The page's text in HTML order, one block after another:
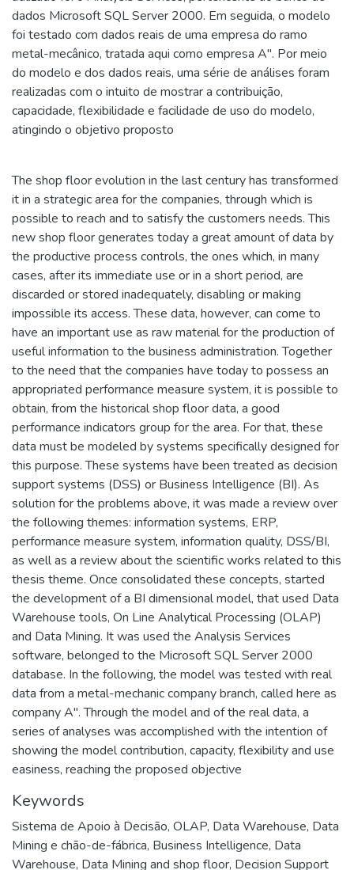
dados Microsoft SQL Server 2000. Em seguida, o modelo
foi testado com dados reais de uma empresa do ramo
metal-mecânico, tratada aqui como empresa A". Por meio
do modelo e dos dados reais, uma série de análises foram
realizadas com o intuito de mostrar a contribuição,
capacidade, flexibilidade e facilidade de uso do modelo,
atingindo o objetivo proposto
The shop floor evolution in the last century has transformed
it in a strategic area for the companies, through which is
possible to reach and to satisfy the customers needs. This
new shop floor generates today a great amount of data by
the productive process controls, the ones which, in many
cases, after its immediate use or in a short period, are
discarded or stored inadequately, disabling or making
impossible its access. These data, however, can come to
have an important use as raw material for the production of
useful information to the business administration. Together
to the need that the companies have today to possess an
appropriated performance measure system, it is possible to
obtain, from the historical shop floor data, a good
performance indicators group for the area. For that, these
data must be modeled by systems specifically designed for
this purpose. These systems have been treated as decision
support systems (DSS) or Business Intelligence (BI). As
solution for the problems above, it was made a review over
the following themes: information systems, ERP,
performance measure system, information quality, DSS/BI,
as well as a review about the scientific works related to this
thesis theme. Once consolidated these concepts, started
the development of a BI dimensional model, that used Data
Warehouse tools, On Line Analytical Processing (OLAP)
and Data Mining. It was used the Analysis Services
software, belonged to the Microsoft SQL Server 2000
database. In the following, the model was tested with real
data from a metal-mechanic company branch, called here as
company A". Through the model and of the real data, a
series of analyses was accomplished with the intention of
showing the model contribution, capacity, flexibility and use
easiness, reaching the proposed objective
Keywords
Sistema de Apoio à Decisão, OLAP, Data Warehouse, Data
Mining e chão-de-fábrica, Business Intelligence, Data
Warehouse, Data Mining and shop floor, Decision Support